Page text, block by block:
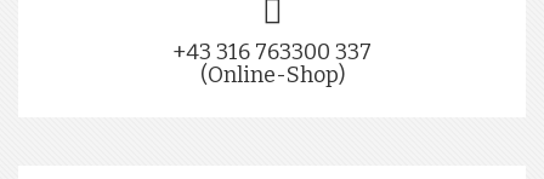
+43 316 763300 337
(Online-Shop)